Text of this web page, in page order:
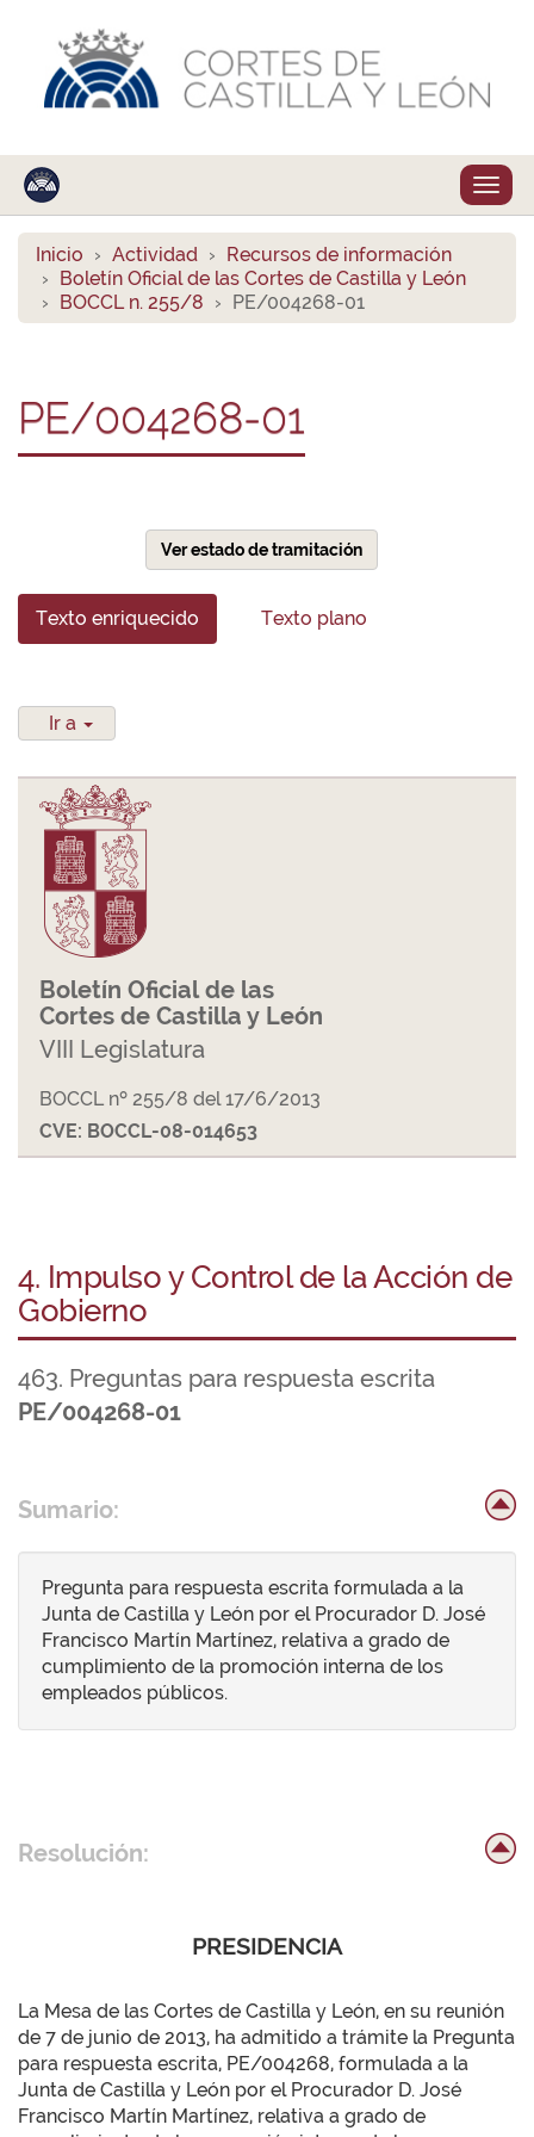
Inicio Actividad
Recursos de información
Boletín Oficial de las Cortes de Castilla y León
BOCCL n. 255/8
PE/004268-01
PE/004268-01
Ver estado de tramitación
Texto enriquecido Texto plano
Ir a
Boletín Oficial de las
Cortes de Castilla y León
VIII Legislatura
BOCCL nº 255/8 del 17/6/2013
CVE: BOCCL-08-014653
4. Impulso y Control de la Acción de
Gobierno
463. Preguntas para respuesta escrita
PE/004268-01
Sumario:
Pregunta para respuesta escrita formulada a la
Junta de Castilla y León por el Procurador D. José
Francisco Martín Martínez, relativa a grado de
cumplimiento de la promoción interna de los
empleados públicos.
Resolución:
PRESIDENCIA
La Mesa de las Cortes de Castilla y León, en su reunión
de 7 de junio de 2013, ha admitido a trámite la Pregunta
para respuesta escrita, PE/004268, formulada a la
Junta de Castilla y León por el Procurador D. José
Francisco Martín Martínez, relativa a grado de